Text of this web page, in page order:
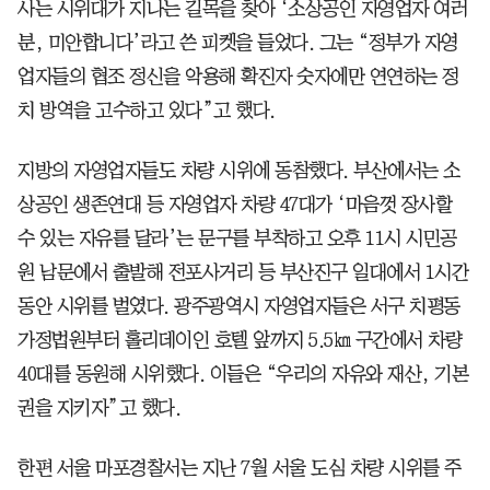
사는 시위대가 지나는 길목을 찾아 ‘소상공인 자영업자 여러
분, 미안합니다’라고 쓴 피켓을 들었다. 그는 “정부가 자영
업자들의 협조 정신을 악용해 확진자 숫자에만 연연하는 정
치 방역을 고수하고 있다”고 했다.
지방의 자영업자들도 차량 시위에 동참했다. 부산에서는 소
상공인 생존연대 등 자영업자 차량 47대가 ‘마음껏 장사할
수 있는 자유를 달라’는 문구를 부착하고 오후 11시 시민공
원 남문에서 출발해 전포사거리 등 부산진구 일대에서 1시간
동안 시위를 벌였다. 광주광역시 자영업자들은 서구 치평동
가정법원부터 홀리데이인 호텔 앞까지 5.5㎞ 구간에서 차량
40대를 동원해 시위했다. 이들은 “우리의 자유와 재산, 기본
권을 지키자”고 했다.
한편 서울 마포경찰서는 지난 7월 서울 도심 차량 시위를 주